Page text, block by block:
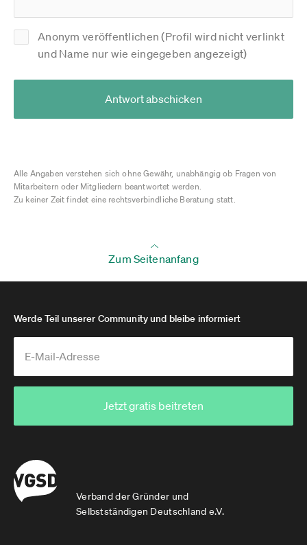
Anonym veröffentlichen (Profil wird nicht verlinkt
und Name nur wie eingegeben angezeigt)
Antwort abschicken
Alle Angaben verstehen sich ohne Gewähr, unabhängig ob Fragen von
Mitarbeitern oder Mitgliedern beantwortet werden.
Zu keiner Zeit findet eine rechtsverbindliche Beratung statt.
Zum Seitenanfang
Verband der Gründer und
Selbstständigen Deutschland e.V.
Werde Teil unserer Community und bleibe informiert
Jetzt gratis beitreten